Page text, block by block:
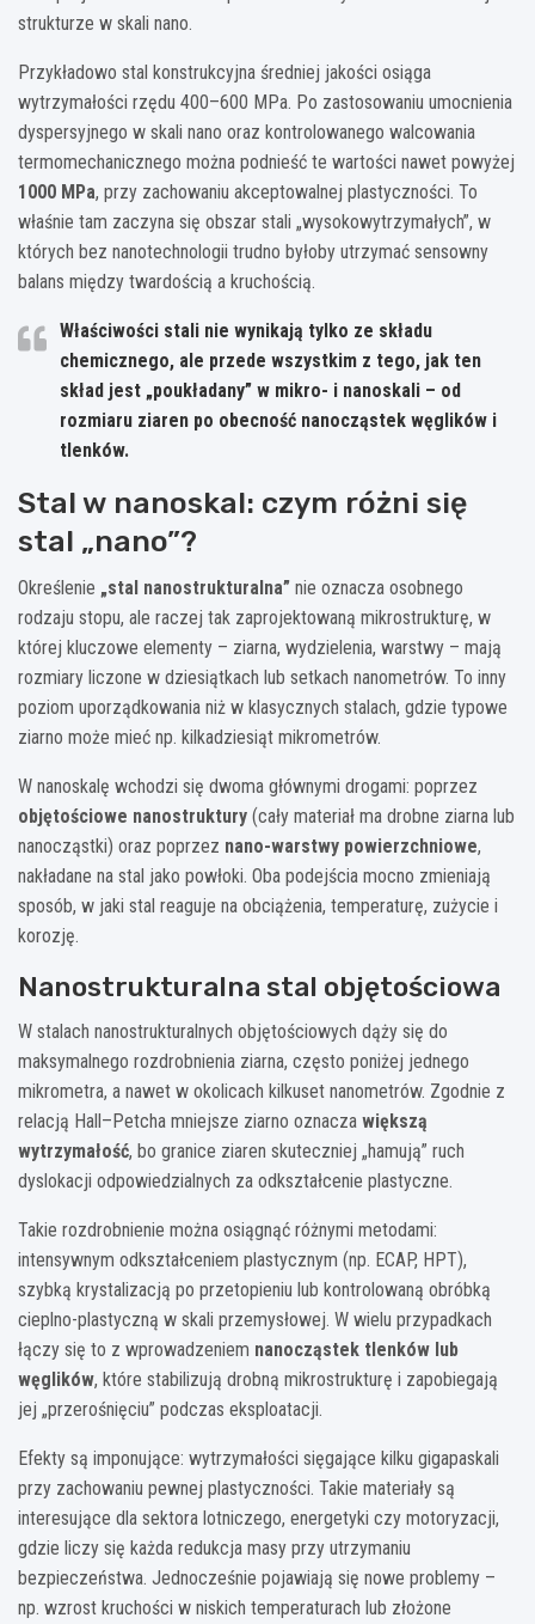
strukturze w skali nano.
Przykładowo stal konstrukcyjna średniej jakości osiąga
wytrzymałości rzędu 400–600 MPa. Po zastosowaniu umocnienia
dyspersyjnego w skali nano oraz kontrolowanego walcowania
termomechanicznego można podnieść te wartości nawet powyżej
1000 MPa, przy zachowaniu akceptowalnej plastyczności. To
właśnie tam zaczyna się obszar stali „wysokowytrzymałych”, w
których bez nanotechnologii trudno byłoby utrzymać sensowny
balans między twardością a kruchością.
Właściwości stali nie wynikają tylko ze składu
chemicznego, ale przede wszystkim z tego, jak ten
skład jest „poukładany” w mikro- i nanoskali – od
rozmiaru ziaren po obecność nanocząstek węglików i
tlenków.
Stal w nanoskal: czym różni się
stal „nano”?
Określenie „stal nanostrukturalna” nie oznacza osobnego
rodzaju stopu, ale raczej tak zaprojektowaną mikrostrukturę, w
której kluczowe elementy – ziarna, wydzielenia, warstwy – mają
rozmiary liczone w dziesiątkach lub setkach nanometrów. To inny
poziom uporządkowania niż w klasycznych stalach, gdzie typowe
ziarno może mieć np. kilkadziesiąt mikrometrów.
W nanoskalę wchodzi się dwoma głównymi drogami: poprzez
objętościowe nanostruktury (cały materiał ma drobne ziarna lub
nanocząstki) oraz poprzez nano-warstwy powierzchniowe,
nakładane na stal jako powłoki. Oba podejścia mocno zmieniają
sposób, w jaki stal reaguje na obciążenia, temperaturę, zużycie i
korozję.
Nanostrukturalna stal objętościowa
W stalach nanostrukturalnych objętościowych dąży się do
maksymalnego rozdrobnienia ziarna, często poniżej jednego
mikrometra, a nawet w okolicach kilkuset nanometrów. Zgodnie z
relacją Hall–Petcha mniejsze ziarno oznacza większą
wytrzymałość, bo granice ziaren skuteczniej „hamują” ruch
dyslokacji odpowiedzialnych za odkształcenie plastyczne.
Takie rozdrobnienie można osiągnąć różnymi metodami:
intensywnym odkształceniem plastycznym (np. ECAP, HPT),
szybką krystalizacją po przetopieniu lub kontrolowaną obróbką
cieplno-plastyczną w skali przemysłowej. W wielu przypadkach
łączy się to z wprowadzeniem nanocząstek tlenków lub
węglików, które stabilizują drobną mikrostrukturę i zapobiegają
jej „przerośnięciu” podczas eksploatacji.
Efekty są imponujące: wytrzymałości sięgające kilku gigapaskali
przy zachowaniu pewnej plastyczności. Takie materiały są
interesujące dla sektora lotniczego, energetyki czy motoryzacji,
gdzie liczy się każda redukcja masy przy utrzymaniu
bezpieczeństwa. Jednocześnie pojawiają się nowe problemy –
np. wzrost kruchości w niskich temperaturach lub złożone